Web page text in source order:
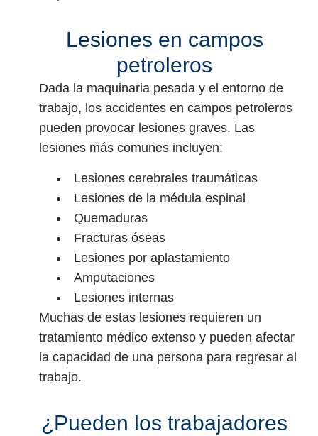
Lesiones en campos
petroleros
Dada la maquinaria pesada y el entorno de
trabajo, los accidentes en campos petroleros
pueden provocar lesiones graves. Las
lesiones más comunes incluyen:
Lesiones cerebrales traumáticas
Lesiones de la médula espinal
Quemaduras
Fracturas óseas
Lesiones por aplastamiento
Amputaciones
Lesiones internas
Muchas de estas lesiones requieren un
tratamiento médico extenso y pueden afectar
la capacidad de una persona para regresar al
trabajo.
¿Pueden los trabajadores